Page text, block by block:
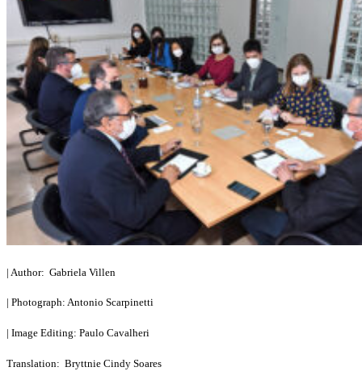
| Author: Gabriela Villen
| Photograph: Antonio Scarpinetti
| Image Editing: Paulo Cavalheri
Translation: Bryttnie Cindy Soares